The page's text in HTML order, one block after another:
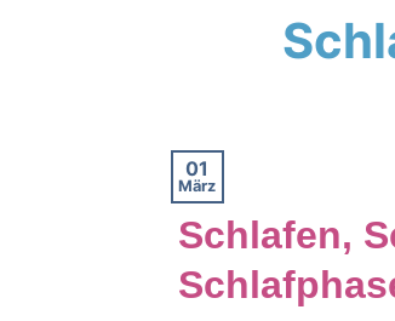
01
März
Schlafen,